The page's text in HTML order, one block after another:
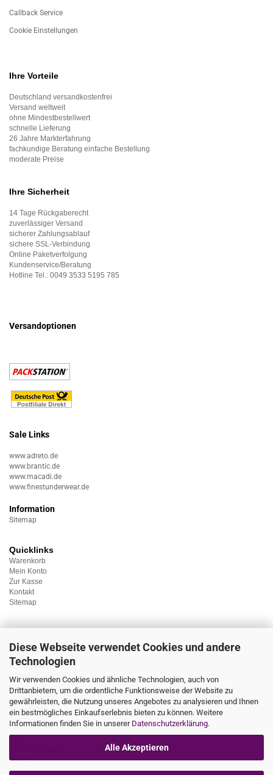
Diese Webseite verwendet Cookies und andere
Technologien
Wir verwenden Cookies und ähnliche Technologien, auch von
Drittanbietern, um die ordentliche Funktionsweise der Website zu
gewährleisten, die Nutzung unseres Angebotes zu analysieren und Ihnen
ein bestmögliches Einkaufserlebnis bieten zu können. Weitere
Informationen finden Sie in unserer Datenschutzerklärung.
Alle Akzeptieren
Callback Service
Cookie Einstellungen
Ihre Vorteile
Deutschland versandkostenfrei
Versand weltweit
ohne Mindestbestellwert
schnelle Lieferung
26 Jahre Markterfahrung
fachkundige Beratung einfache Bestellung
moderate Preise
Ihre Sicherheit
14 Tage Rückgaberecht
zuverlässiger Versand
sicherer Zahlungsablauf
sichere SSL-Verbindung
Online Paketverfolgung
Kundenservice/Beratung
Hotline Tel.: 0049 3533 5195 785
Versandoptionen
Sale Links
www.adreto.de
www.brantic.de
www.macadi.de
www.finestunderwear.de
Information
Sitemap
Quicklinks
Warenkorb
Mein Konto
Zur Kasse
Kontakt
Sitemap
Kategorien
Unterwäsche
Nachtwäsche
Sportwäsche
Homewear
Bademoden
Übergrössen
Marken